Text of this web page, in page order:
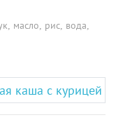
масло, рис, вода,